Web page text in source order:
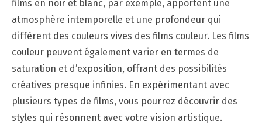
films en noir et blanc, par exemple, apportent une
atmosphère intemporelle et une profondeur qui
diffèrent des couleurs vives des films couleur. Les films
couleur peuvent également varier en termes de
saturation et d’exposition, offrant des possibilités
créatives presque infinies. En expérimentant avec
plusieurs types de films, vous pourrez découvrir des
styles qui résonnent avec votre vision artistique.